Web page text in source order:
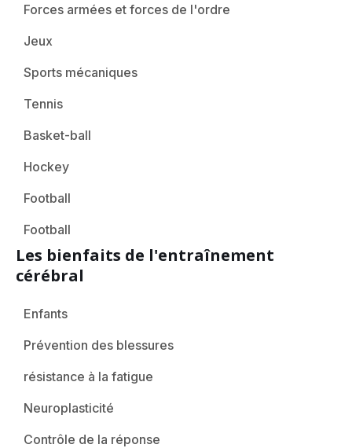
Forces armées et forces de l'ordre
Jeux
Sports mécaniques
Tennis
Basket-ball
Hockey
Football
Football
Les bienfaits de l'entraînement
cérébral
Enfants
Prévention des blessures
résistance à la fatigue
Neuroplasticité
Contrôle de la réponse